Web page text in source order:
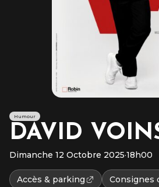
Humour
DAVID
Dimanche 12 Octobre 2025·18h00
Accès & parking
Consignes